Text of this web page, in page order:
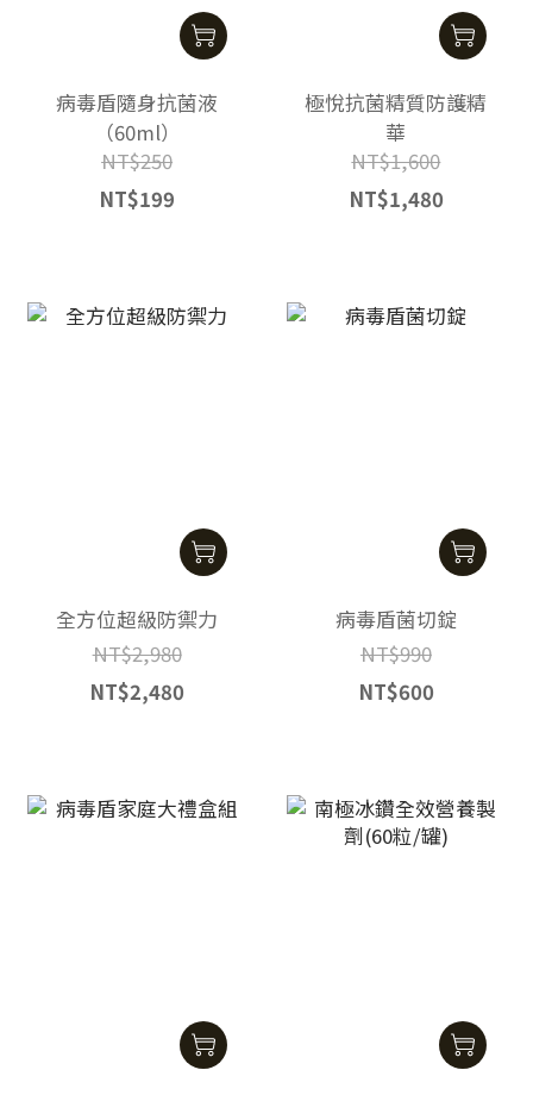
病毒盾隨身抗菌液
（60ml）
NT$250
NT$199
極悅抗菌精質防護精
華
NT$1,600
NT$1,480
全方位超級防禦力
NT$2,980
NT$2,480
病毒盾菌切錠
NT$990
NT$600